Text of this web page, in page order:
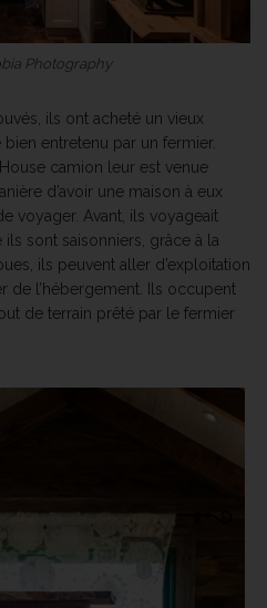
Photography
ils ont acheté un vieux
entretenu par un fermier.
camion leur est venue
d’avoir une maison à eux
voyager. Avant, ils voyageait
sont saisonniers, grâce à la
ils peuvent aller d’exploitation
de l’hébergement. Ils occupent
de terrain prêté par le fermier